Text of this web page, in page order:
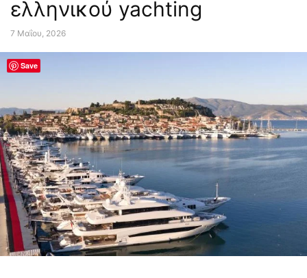
ελληνικού yachting
7 Μαΐου, 2026
Save